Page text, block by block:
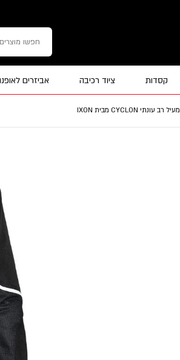
קסדות ציוד רכיבה אביזרים
מעיל רב עונתי CYCLON מבית IXON